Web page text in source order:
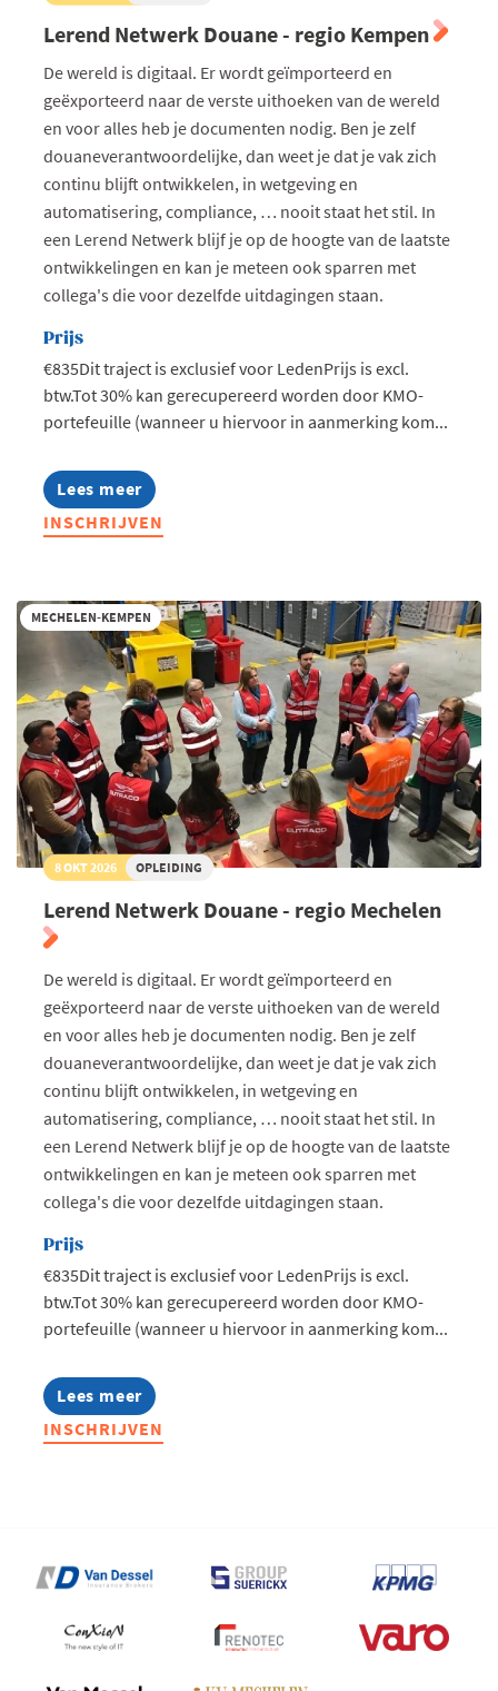
Lerend Netwerk Douane - regio Kempen
De wereld is digitaal. Er wordt geïmporteerd en
geëxporteerd naar de verste uithoeken van de wereld
en voor alles heb je documenten nodig. Ben je zelf
douaneverantwoordelijke, dan weet je dat je vak zich
continu blijft ontwikkelen, in wetgeving en
automatisering, compliance, … nooit staat het stil. In
een Lerend Netwerk blijf je op de hoogte van de laatste
ontwikkelingen en kan je meteen ook sparren met
collega's die voor dezelfde uitdagingen staan.
Prijs
€835Dit traject is exclusief voor LedenPrijs is excl.
btw.Tot 30% kan gerecupereerd worden door KMO-
portefeuille (wanneer u hiervoor in aanmerking kom...
Lees meer
about
Lerend
Netwerk
Kempen
INSCHRIJVEN
MECHELEN-KEMPEN
8 OKT 2026 OPLEIDING
Lerend Netwerk Douane - regio Mechelen
De wereld is digitaal. Er wordt geïmporteerd en
geëxporteerd naar de verste uithoeken van de wereld
en voor alles heb je documenten nodig. Ben je zelf
douaneverantwoordelijke, dan weet je dat je vak zich
continu blijft ontwikkelen, in wetgeving en
automatisering, compliance, … nooit staat het stil. In
een Lerend Netwerk blijf je op de hoogte van de laatste
ontwikkelingen en kan je meteen ook sparren met
collega's die voor dezelfde uitdagingen staan.
Prijs
€835Dit traject is exclusief voor LedenPrijs is excl.
btw.Tot 30% kan gerecupereerd worden door KMO-
portefeuille (wanneer u hiervoor in aanmerking kom...
Lees meer
about
Lerend
Netwerk
INSCHRIJVEN